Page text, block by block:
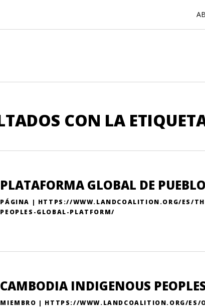
CON LA
PLATAFORMA GLOBAL DE
PÁGINA | HTTPS://WWW.LANDCOALITION.ORG/ES/
PEOPLES-GLOBAL-PLATFORM/
CAMBODIA INDIGENOUS
MIEMBRO | HTTPS://WWW.LANDCOALITION.ORG/ES/